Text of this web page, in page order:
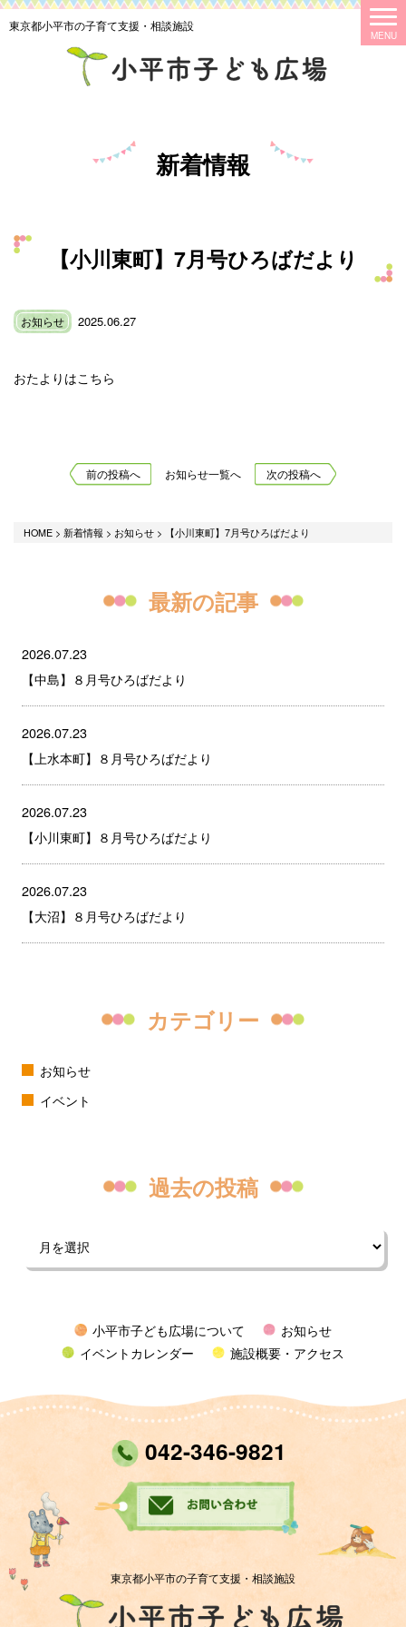
東京都小平市の子育て支援・相談施設
新着情報
【小川東町】7月号ひろばだより
お知らせ 2025.06.27
おたよりはこちら
前の投稿へ お知らせ一覧へ 次の投稿へ
HOME> 新着情報 > お知らせ> 【小川東町】7月号ひろばだより
最新の記事
2026.07.23
【中島】８月号ひろばだより
2026.07.23
【上水本町】８月号ひろばだより
2026.07.23
【小川東町】８月号ひろばだより
2026.07.23
【大沼】８月号ひろばだより
カテゴリー
お知らせ
イベント
過去の投稿
小平市子ども広場について
お知らせ
イベントカレンダー
施設概要・アクセス
042-346-9821
東京都小平市の子育て支援・相談施設